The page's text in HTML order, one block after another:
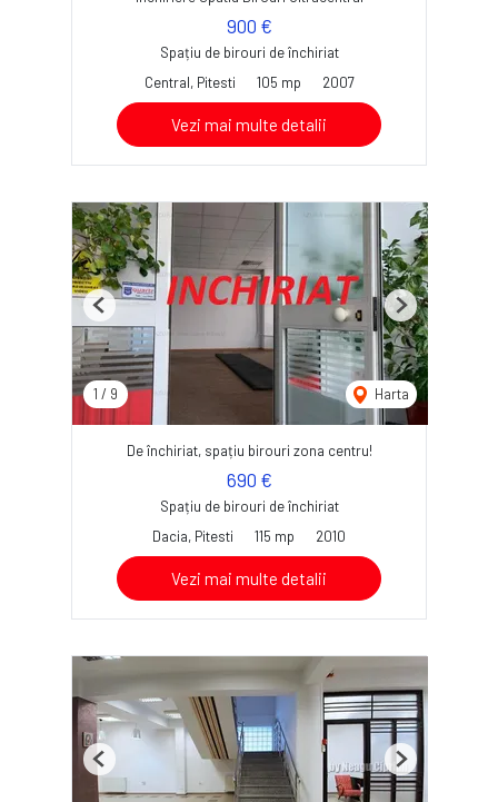
900 €
Spațiu de birouri de închiriat
Central, Pitesti
105 mp 2007
Vezi mai multe detalii
1 / 9 Harta
Previous Next
De închiriat, spațiu birouri zona centru!
690 €
Spațiu de birouri de închiriat
Dacia, Pitesti
115 mp 2010
Vezi mai multe detalii
Previous Next